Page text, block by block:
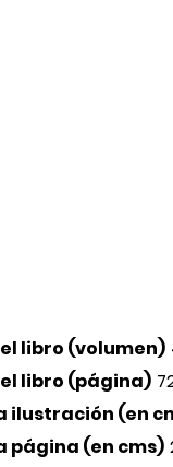
libro (volumen)
libro (página)
ilustración (en
página (en cms)